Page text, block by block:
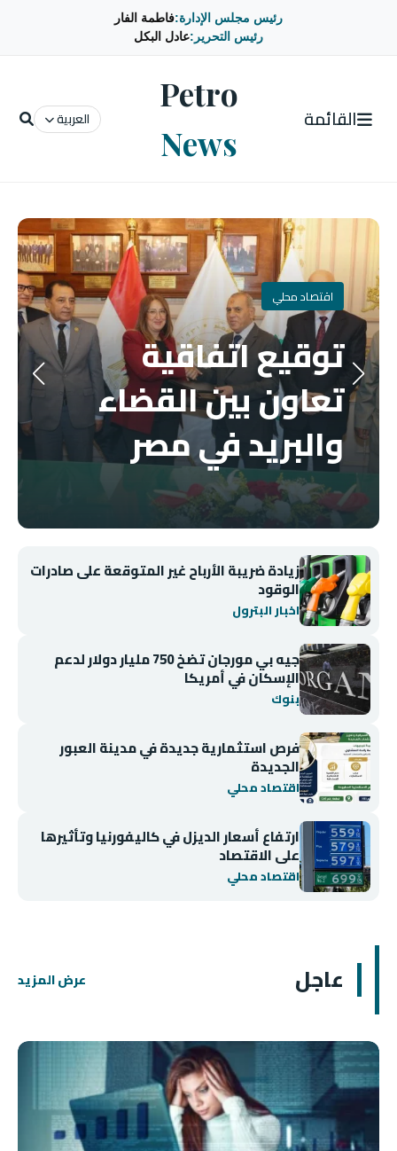
رئيس مجلس الإدارة:فاطمة الفار
رئيس التحرير:عادل البكل
القائمة
Petro
News
العربية
اقتصاد محلي
توقيع اتفاقية
تعاون بين القضاء
والبريد في مصر
زيادة ضريبة الأرباح غير المتوقعة على صادرات
الوقود
اخبار البترول
جيه بي مورجان تضخ 750 مليار دولار لدعم
الإسكان في أمريكا
بنوك
فرص استثمارية جديدة في مدينة العبور
الجديدة
اقتصاد محلي
ارتفاع أسعار الديزل في كاليفورنيا وتأثيرها
على الاقتصاد
اقتصاد محلي
عاجل عرض المزيد